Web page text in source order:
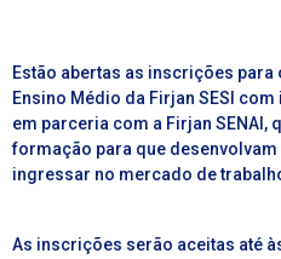
Estão abertas as inscrições
Ensino Médio da Firjan SESI
em parceria com a Firjan SENAI,
formação para que
ingressar no mercado de
As inscrições serão aceitas até